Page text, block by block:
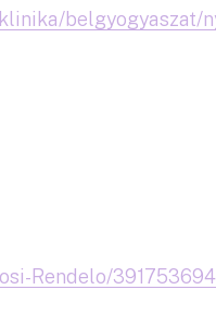
belgyogyaszat/
Rendelo/